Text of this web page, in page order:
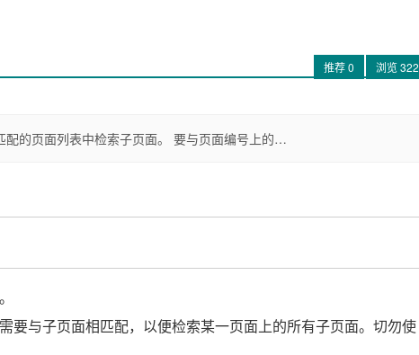
推荐0 浏览322
的页面列表中检索子页面。 要与页面编号上的…
要与子页面相匹配，以便检索某一页面上的所有子页面。切勿使